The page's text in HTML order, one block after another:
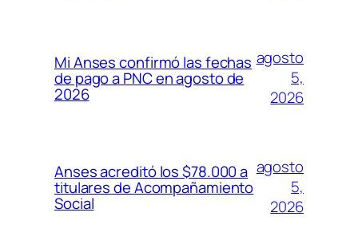
Mi Anses confirmó las fechas
de pago a PNC en agosto de
2026
agosto
5,
2026
Anses acreditó los $78.000 a
titulares de Acompañamiento
Social
agosto
5,
2026